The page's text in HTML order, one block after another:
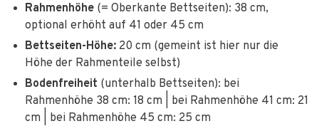
Rahmenhöhe (= Oberkante Bettseiten): 38 cm,
optional erhöht auf 41 oder 45 cm
Bettseiten-Höhe: 20 cm (gemeint ist hier nur die
Höhe der Rahmenteile selbst)
Bodenfreiheit (unterhalb Bettseiten): bei
Rahmenhöhe 38 cm: 18 cm | bei Rahmenhöhe 41 cm: 21
cm | bei Rahmenhöhe 45 cm: 25 cm